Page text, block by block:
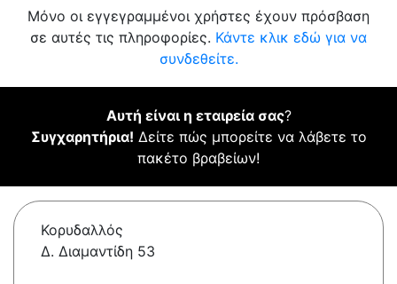
Μόνο οι εγγεγραμμένοι χρήστες έχουν πρόσβαση
σε αυτές τις πληροφορίες. Κάντε κλικ εδώ για να
συνδεθείτε.
Αυτή είναι η εταιρεία σας?
Συγχαρητήρια! Δείτε πώς μπορείτε να λάβετε το
πακέτο βραβείων!
Κορυδαλλός
Δ. Διαμαντίδη 53